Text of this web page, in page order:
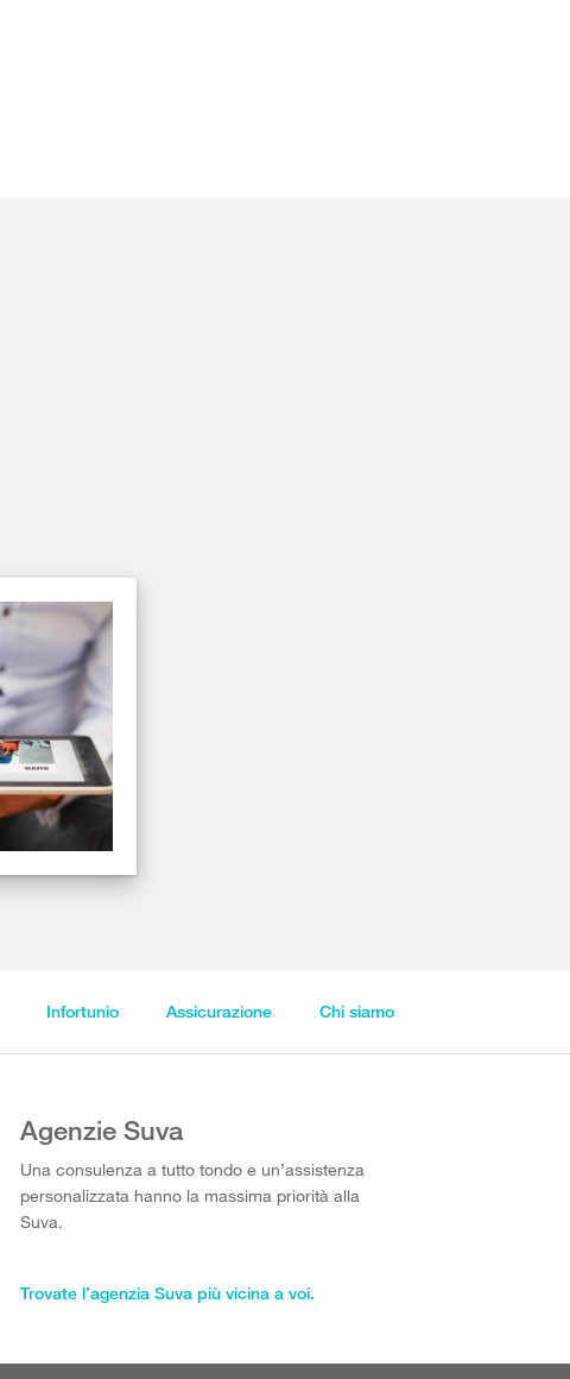
Infortunio Assicurazione Chi siamo
Agenzie Suva
Una consulenza a tutto tondo e un’assistenza
personalizzata hanno la massima priorità alla
Suva.
Trovate l’agenzia Suva più vicina a voi.